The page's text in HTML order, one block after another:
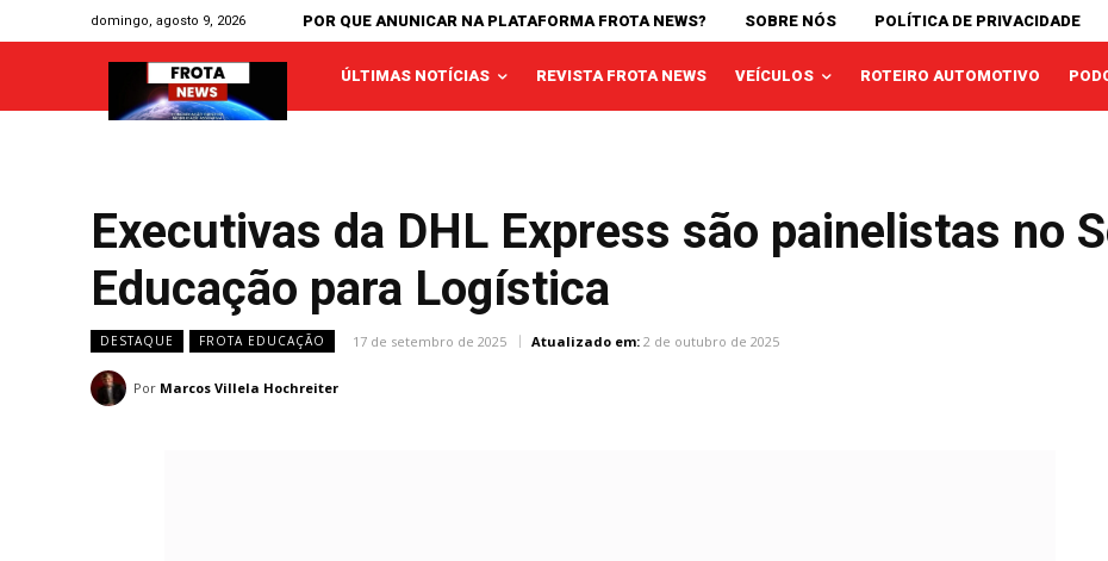
domingo, agosto 9, 2026 POR QUE ANUNICAR NA PLATAFORMA FROTA NEWS? SOBRE NÓS POLÍTICA DE PRIVACIDADE
ÚLTIMAS NOTÍCIAS REVISTA FROTA NEWS VEÍCULOS ROTEIRO AUTOMOTIVO
Executivas da DHL Express são painelistas no
Educação para Logística
DESTAQUE FROTA EDUCAÇÃO 17 de setembro de 2025 Atualizado em: 2 de outubro de 2025
Por Marcos Villela Hochreiter